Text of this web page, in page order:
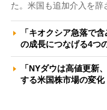
た。米国も追加介入を辞
「キオクシア急落で
の成長につなげる4
「NYダウは高値更新
する米国株市場の変